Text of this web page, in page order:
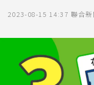
2023-08-15 14:37 聯合